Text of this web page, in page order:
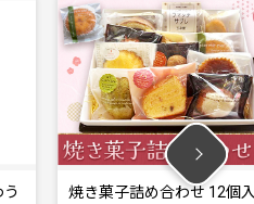
わせ 12個入り 株式
焼き菓